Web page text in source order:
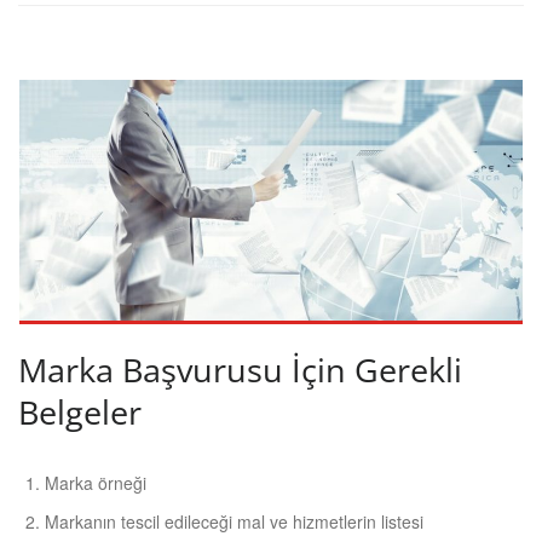
Marka Başvurusu İçin Gerekli
Belgeler
Marka örneği
Markanın tescil edileceği mal ve hizmetlerin listesi